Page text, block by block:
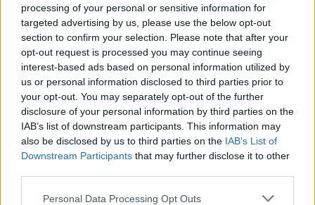
processing of your personal or sensitive information for
targeted advertising by us, please use the below opt-out
section to confirm your selection. Please note that after your
opt-out request is processed you may continue seeing
interest-based ads based on personal information utilized by
us or personal information disclosed to third parties prior to
your opt-out. You may separately opt-out of the further
disclosure of your personal information by third parties on the
IAB’s list of downstream participants. This information may
also be disclosed by us to third parties on the IAB’s List of
Downstream Participants that may further disclose it to other
Please note that this website/app uses one or more Google
Personal Data Processing Opt Outs